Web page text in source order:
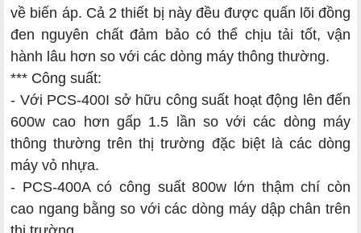
về biến áp. Cả 2 thiết bị này đều được quấn lõi đồng
đen nguyên chất đảm bảo có thể chịu tải tốt, vận
hành lâu hơn so với các dòng máy thông thường.
*** Công suất:
- Với PCS-400I sở hữu công suất hoạt động lên đến
600w cao hơn gấp 1.5 lần so với các dòng máy
thông thường trên thị trường đặc biệt là các dòng
máy vỏ nhựa.
- PCS-400A có công suất 800w lớn thậm chí còn
cao ngang bằng so với các dòng máy dập chân trên